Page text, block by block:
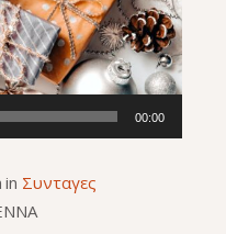
00:00
in Συνταγες